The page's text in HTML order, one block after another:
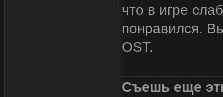
что в игре
понравился.
OST.
Съешь еще